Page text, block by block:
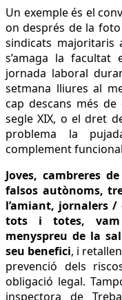
Un exemple és el
on després de la
sindicats majoritaris
s’amaga la facultat
jornada laboral
setmana lliures al
cap descans més
segle XIX, o el dret
problema la
complement
Joves, cambreres
falsos autònoms,
l’amiant, jornalers
tots i totes, vam
menyspreu de la
seu benefici, i
prevenció dels
obligació legal.
inspectora de